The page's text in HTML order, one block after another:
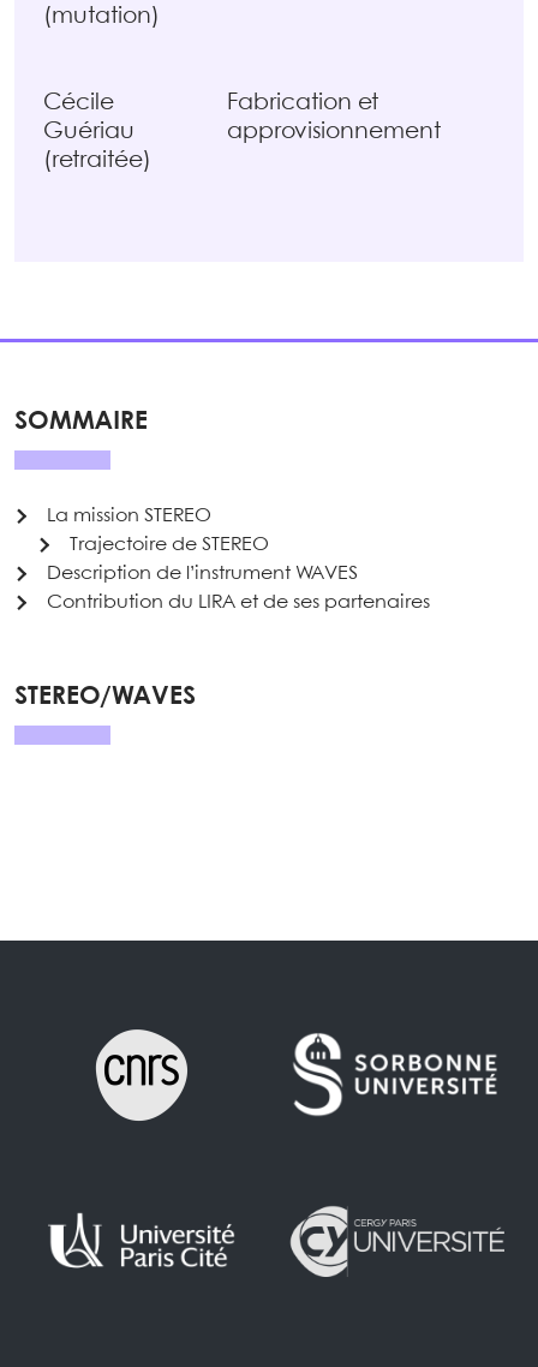
(mutation)
Cécile
Guériau
(retraitée)
Fabrication et
approvisionnement
SOMMAIRE
La mission STEREO
Trajectoire de STEREO
Description de l’instrument WAVES
Contribution du LIRA et de ses partenaires
STEREO/WAVES